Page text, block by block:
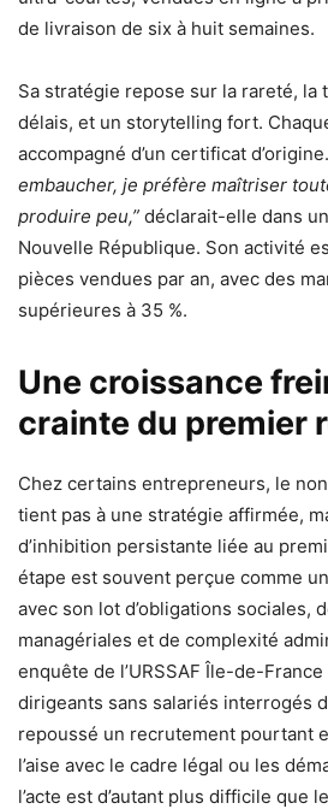
de livraison de six à huit semaines.
Sa stratégie repose sur la rareté, la
délais, et un storytelling fort.
accompagné d’un certificat d’origine.
embaucher, je préfère maîtriser
produire peu,” déclarait-elle dans
Nouvelle République. Son activité
pièces vendues par an, avec des
supérieures à 35 %.
Une croissance
crainte du premier
Chez certains entrepreneurs, le
tient pas à une stratégie affirmée,
d’inhibition persistante liée au
étape est souvent perçue comme
avec son lot d’obligations sociales,
managériales et de complexité
enquête de l’URSSAF Île-de-
dirigeants sans salariés interrogés
repoussé un recrutement pourtant
l’aise avec le cadre légal ou les
l’acte est d’autant plus difficile que